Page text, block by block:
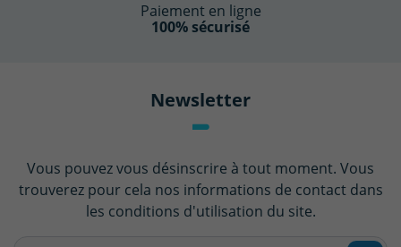
Paiement en ligne
100% sécurisé
Newsletter
Vous pouvez vous désinscrire à tout moment. Vous
trouverez pour cela nos informations de contact dans
les conditions d'utilisation du site.